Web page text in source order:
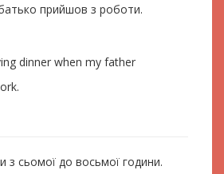
прийшов з роботи.
dinner when my father
з сьомої до восьмої години.